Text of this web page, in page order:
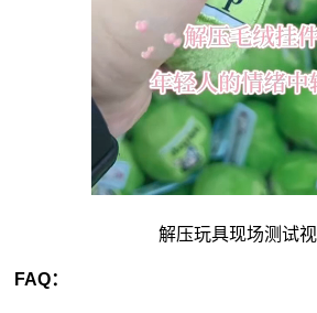
解压玩具现场测试
FAQ：